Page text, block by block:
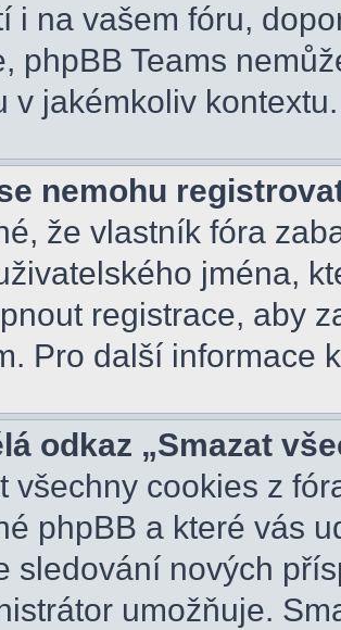
i na vašem fóru,
phpBB Teams
v jakémkoliv kontextu.
nemohu
že vlastník fóra
jména,
registrace, aby
Pro další informace
odkaz „Smazat
všechny cookies z
phpBB a které vás
sledování nových
umožňuje.